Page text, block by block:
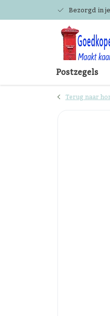
Bezorgd in
Postzegels
Terug naar